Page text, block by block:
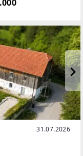
sowohl
31.07.2026